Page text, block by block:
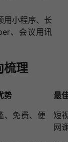
用小程序、长
、会议用讯
梳理
势
最
、免费、便
短
网